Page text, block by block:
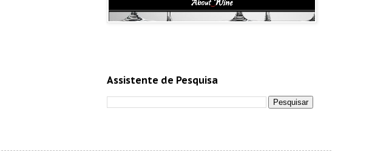
Assistente de Pesquisa